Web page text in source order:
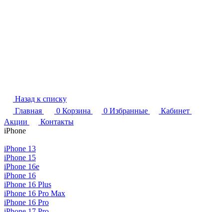
Назад к списку
Главная
0 Корзина 0 Избранные
Кабинет
Акции
Контакты
iPhone
iPhone 13
iPhone 15
iPhone 16e
iPhone 16
iPhone 16 Plus
iPhone 16 Pro Max
iPhone 16 Pro